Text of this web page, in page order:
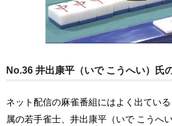
No.36 井出康平（いで こうへい）氏
ネット配信の麻雀番組にはよく出てい
属の若手雀士、井出康平（いで こうへ